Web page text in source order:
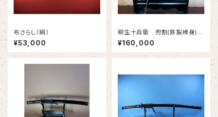
布さらし（絹）
¥53,000
柳生十兵衛 兜割(鉄製棒身)
＃622
¥160,000